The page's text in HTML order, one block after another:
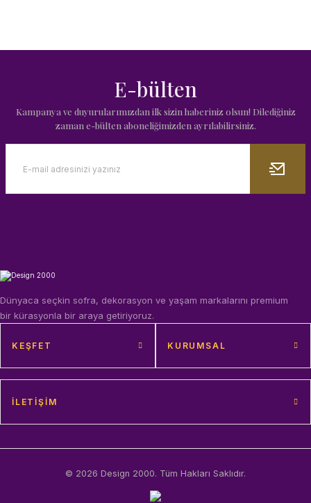
E-bülten
Kampanya ve duyurularımızdan ilk sizin haberiniz olsun! Dilediğiniz
zaman e-bülten aboneliğimizden ayrılabilirsiniz.
Dünyaca seçkin sofra, dekorasyon ve yaşam markalarını premium
bir kürasyonla bir araya getiriyoruz.
KEŞFET KURUMSAL
İLETIŞIM
© 2026 Design 2000. Tüm Hakları Saklıdır.